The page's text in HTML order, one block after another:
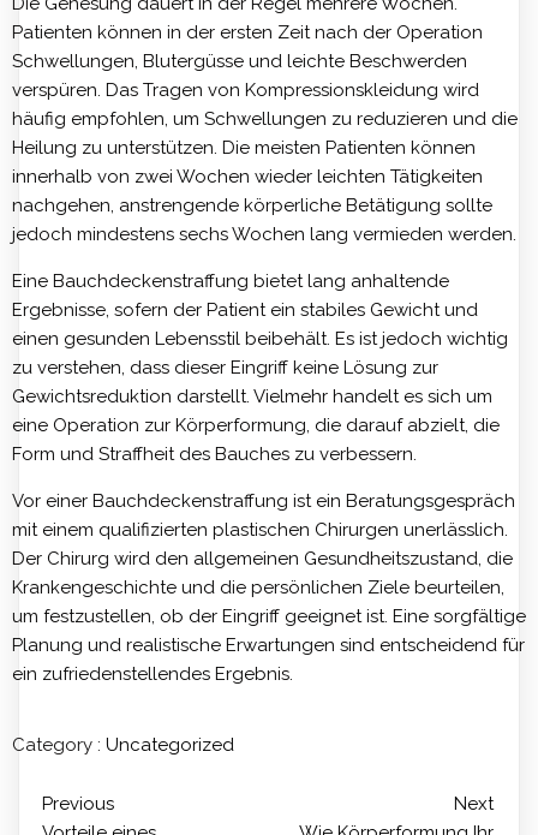
Patienten können in der ersten Zeit nach der Operation
Schwellungen, Blutergüsse und leichte Beschwerden
verspüren. Das Tragen von Kompressionskleidung wird
häufig empfohlen, um Schwellungen zu reduzieren und die
Heilung zu unterstützen. Die meisten Patienten können
innerhalb von zwei Wochen wieder leichten Tätigkeiten
nachgehen, anstrengende körperliche Betätigung sollte
jedoch mindestens sechs Wochen lang vermieden werden.
Eine Bauchdeckenstraffung bietet lang anhaltende
Ergebnisse, sofern der Patient ein stabiles Gewicht und
einen gesunden Lebensstil beibehält. Es ist jedoch wichtig
zu verstehen, dass dieser Eingriff keine Lösung zur
Gewichtsreduktion darstellt. Vielmehr handelt es sich um
eine Operation zur Körperformung, die darauf abzielt, die
Form und Straffheit des Bauches zu verbessern.
Vor einer Bauchdeckenstraffung ist ein Beratungsgespräch
mit einem qualifizierten plastischen Chirurgen unerlässlich.
Der Chirurg wird den allgemeinen Gesundheitszustand, die
Krankengeschichte und die persönlichen Ziele beurteilen,
um festzustellen, ob der Eingriff geeignet ist. Eine sorgfältige
Planung und realistische Erwartungen sind entscheidend für
ein zufriedenstellendes Ergebnis.
Category : Uncategorized
Previous
Next